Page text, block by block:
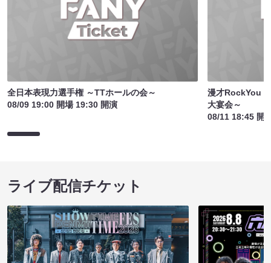
全日本表現力選手権 ～TTホールの会～
08/09 19:00 開場 19:30 開演
漫才RockYou！
大宴会～
08/11 18:45 開
ライブ配信チケット